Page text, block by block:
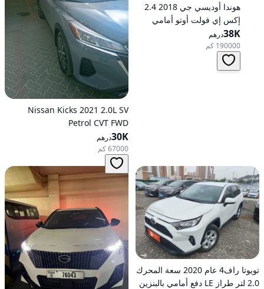
هوندا أوديسي جي 2018 2.4
إكس إي فولت أوتو أمامي
الدفع
38Kدرهم
190000 كم
Nissan Kicks 2021 2.0L SV
Petrol CVT FWD
30Kدرهم
67000 كم
تويوتا راف4 عام 2020 سعة المحرك
2.0 لتر طراز LE دفع أمامي بالبنزين